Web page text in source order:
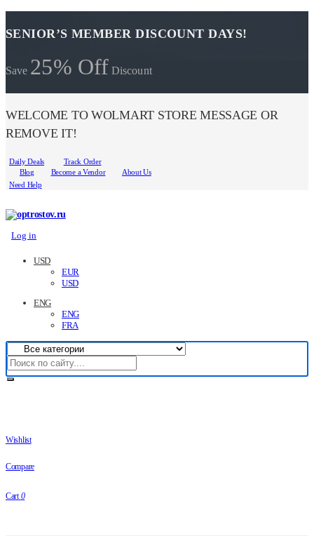
SENIOR’S MEMBER DISCOUNT DAYS!
Save 25% Off Discount
WELCOME TO WOLMART STORE MESSAGE OR
REMOVE IT!
Daily Deals
Track Order
Blog
Become a Vendor
About Us
Need Help
Log in
USD
EUR
USD
ENG
ENG
FRA
Wishlist
Compare
Cart 0